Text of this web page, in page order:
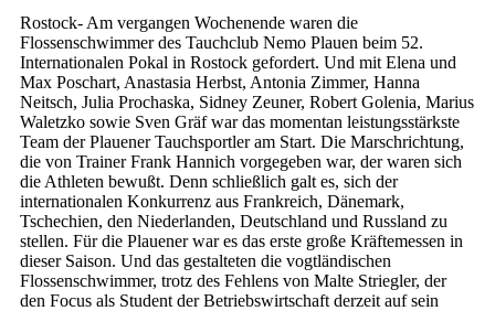
Rostock- Am vergangen Wochenende waren die
Flossenschwimmer des Tauchclub Nemo Plauen beim 52.
Internationalen Pokal in Rostock gefordert. Und mit Elena und
Max Poschart, Anastasia Herbst, Antonia Zimmer, Hanna
Neitsch, Julia Prochaska, Sidney Zeuner, Robert Golenia, Marius
Waletzko sowie Sven Gräf war das momentan leistungsstärkste
Team der Plauener Tauchsportler am Start. Die Marschrichtung,
die von Trainer Frank Hannich vorgegeben war, der waren sich
die Athleten bewußt. Denn schließlich galt es, sich der
internationalen Konkurrenz aus Frankreich, Dänemark,
Tschechien, den Niederlanden, Deutschland und Russland zu
stellen. Für die Plauener war es das erste große Kräftemessen in
dieser Saison. Und das gestalteten die vogtländischen
Flossenschwimmer, trotz des Fehlens von Malte Striegler, der
den Focus als Student der Betriebswirtschaft derzeit auf sein